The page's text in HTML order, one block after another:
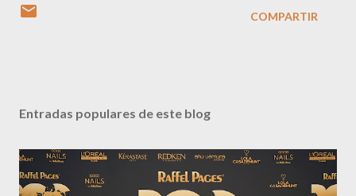
COMPARTIR
Entradas populares de este blog